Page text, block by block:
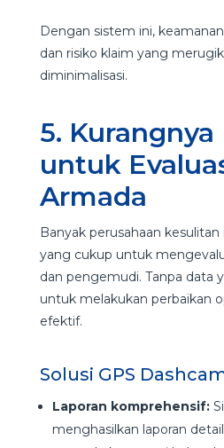
Dengan sistem ini,
dan risiko klaim yang
diminimalisasi.
5. Kurangnya
untuk
Armada
Banyak perusahaan
yang cukup untuk
dan pengemudi. Tanpa data
untuk melakukan perbaikan
efektif.
Solusi GPS
Laporan komprehensif:
menghasilkan laporan